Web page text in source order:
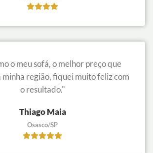
o meu sofá, o melhor preço que
região, fiquei muito feliz com
o resultado."
Thiago Maia
Osasco/SP